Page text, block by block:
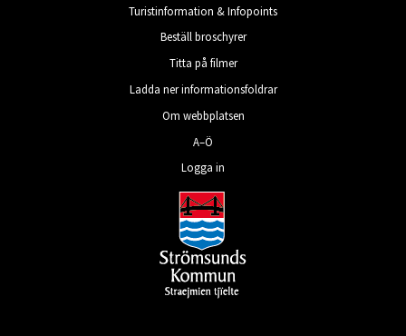
Turistinformation & Infopoints
Beställ broschyrer
Titta på filmer
Ladda ner informationsfoldrar
Om webbplatsen
A–Ö
Logga in